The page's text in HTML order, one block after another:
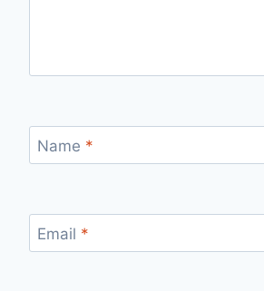
Name *
Email *